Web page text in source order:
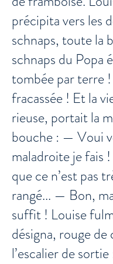
précipita vers les
schnaps, toute la
schnaps du Popa
tombée par terre
fracassée ! Et la
rieuse, portait la
bouche : — Voui
maladroite je fais
que ce n’est pas
rangé... — Bon,
suffit ! Louise
désigna, rouge de
l’escalier de sortie